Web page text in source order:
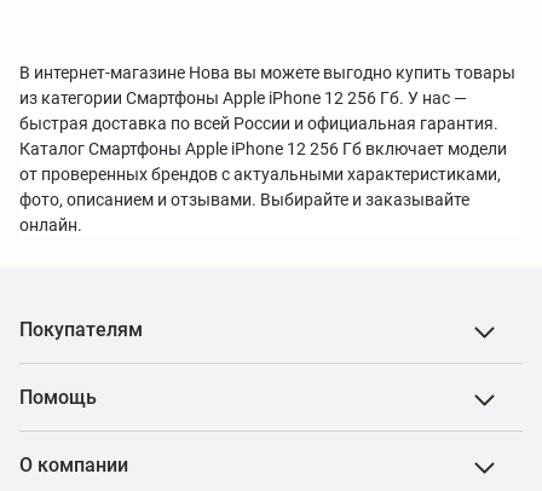
В интернет-магазине Нова вы можете выгодно купить товары
из категории Смартфоны Apple iPhone 12 256 Гб. У нас —
быстрая доставка по всей России и официальная гарантия.
Каталог Смартфоны Apple iPhone 12 256 Гб включает модели
от проверенных брендов с актуальными характеристиками,
фото, описанием и отзывами. Выбирайте и заказывайте
онлайн.
Покупателям
Помощь
О компании